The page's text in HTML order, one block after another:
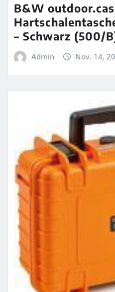
B&W
– Schwarz (500/
Admin Nov. 14,